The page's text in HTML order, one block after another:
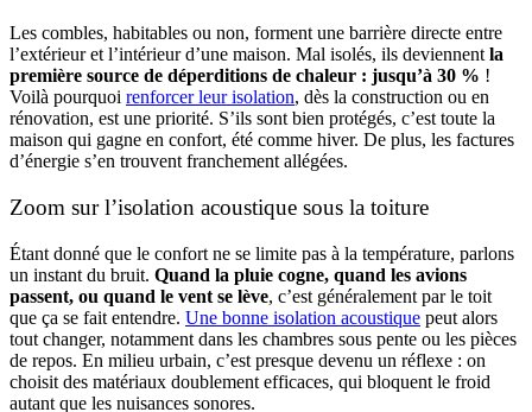
Les combles, habitables ou non, forment une barrière directe entre
l’extérieur et l’intérieur d’une maison. Mal isolés, ils deviennent la
première source de déperditions de chaleur : jusqu’à 30 % !
Voilà pourquoi renforcer leur isolation, dès la construction ou en
rénovation, est une priorité. S’ils sont bien protégés, c’est toute la
maison qui gagne en confort, été comme hiver. De plus, les factures
d’énergie s’en trouvent franchement allégées.
Zoom sur l’isolation acoustique sous la toiture
Étant donné que le confort ne se limite pas à la température, parlons
un instant du bruit. Quand la pluie cogne, quand les avions
passent, ou quand le vent se lève, c’est généralement par le toit
que ça se fait entendre. Une bonne isolation acoustique peut alors
tout changer, notamment dans les chambres sous pente ou les pièces
de repos. En milieu urbain, c’est presque devenu un réflexe : on
choisit des matériaux doublement efficaces, qui bloquent le froid
autant que les nuisances sonores.